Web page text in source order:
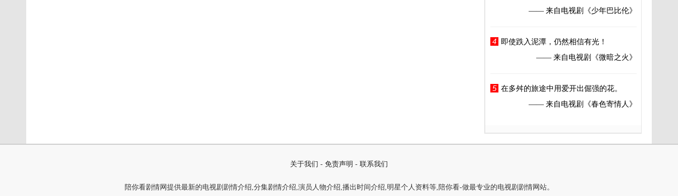
—— 来自电视剧
《少年巴比伦》
4
即使跌入泥潭，仍然相信有光！
—— 来自电视剧
《微暗之火》
5 在多舛的旅途中用爱开出倔强的花。
—— 来自电视剧
《春色寄情人》
关于我们 - 免责声明 - 联系我们
陪你看剧情网提供最新的电视剧剧情介绍,分集剧情介绍,演员人物介绍,播出时间介绍,明星个人资料等,陪你看-做最专业的电视剧剧情网站。